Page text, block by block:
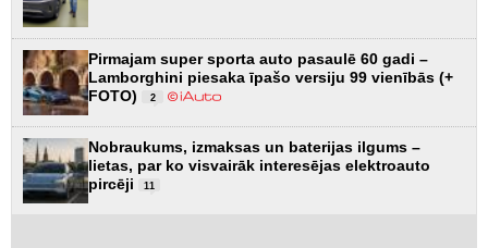
Pirmajam super sporta auto pasaulē 60 gadi –
Lamborghini piesaka īpašo versiju 99 vienībās (+
FOTO)
2
Nobraukums, izmaksas un baterijas ilgums –
lietas, par ko visvairāk interesējas elektroauto
pircēji
11